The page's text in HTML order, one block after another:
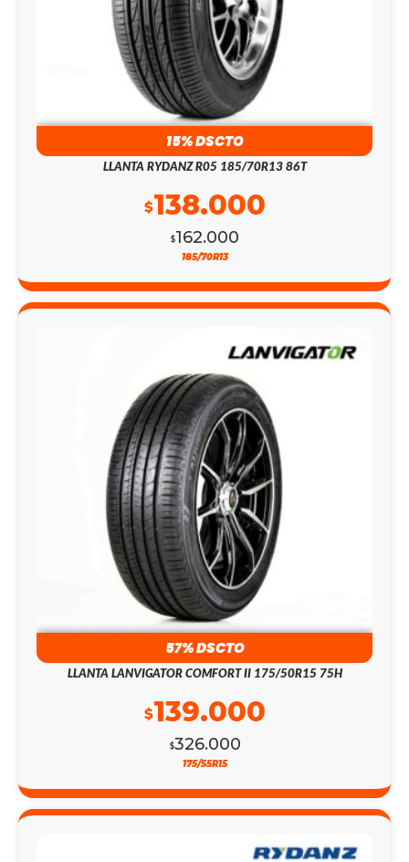
15% DSCTO
LLANTA RYDANZ R05 185/70R13 86T
$162.000
$138.000
185/70R13
57% DSCTO
LLANTA LANVIGATOR COMFORT II 175/50R15 75H
$326.000
$139.000
175/55R15